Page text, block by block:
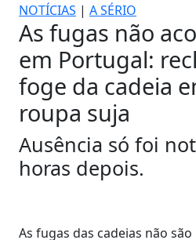
NOTÍCIAS | A SÉRIO
As fugas não
em Portugal:
foge da cadeia
roupa suja
Ausência só foi
horas depois.
As fugas das cadeias não